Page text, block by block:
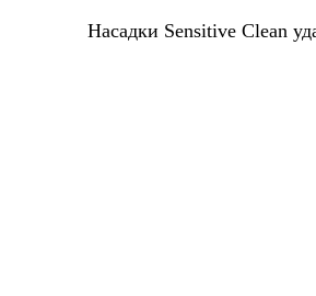
Насадки Sensitive Clean